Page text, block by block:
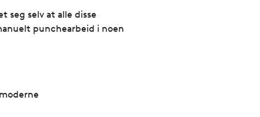
seg selv at alle disse
punchearbeid i noen